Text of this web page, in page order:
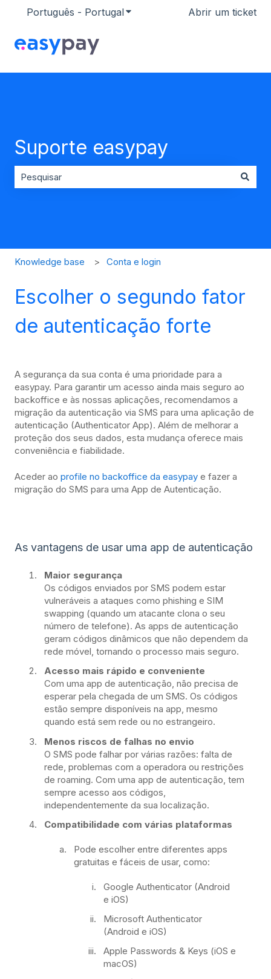
Português - PortugalMostrar submenu para
Abrir um ticket
Suporte easypay
Knowledge base Conta e login
Escolher o segundo fator
de autenticação forte
A segurança da sua conta é uma prioridade para a
easypay. Para garantir um acesso ainda mais seguro ao
backoffice e às nossas aplicações, recomendamos a
migração da autenticação via SMS para uma aplicação de
autenticação (Authenticator App). Além de melhorar a
proteção dos seus dados, esta mudança oferece mais
conveniência e fiabilidade.
Aceder ao profile no backoffice da easypay e fazer a
migração do SMS para uma App de Autenticação.
As vantagens de usar uma app de autenticação
Maior segurança
Os códigos enviados por SMS podem estar
vulneráveis a ataques como phishing e SIM
swapping (quando um atacante clona o seu
número de telefone). As apps de autenticação
geram códigos dinâmicos que não dependem da
rede móvel, tornando o processo mais seguro.
Acesso mais rápido e conveniente
Com uma app de autenticação, não precisa de
esperar pela chegada de um SMS. Os códigos
estão sempre disponíveis na app, mesmo
quando está sem rede ou no estrangeiro.
Menos riscos de falhas no envio
O SMS pode falhar por várias razões: falta de
rede, problemas com a operadora ou restrições
de roaming. Com uma app de autenticação, tem
sempre acesso aos códigos,
independentemente da sua localização.
Compatibilidade com várias plataformas
Pode escolher entre diferentes apps
gratuitas e fáceis de usar, como:
Google Authenticator (Android
e iOS)
Microsoft Authenticator
(Android e iOS)
Apple Passwords & Keys (iOS e
macOS)